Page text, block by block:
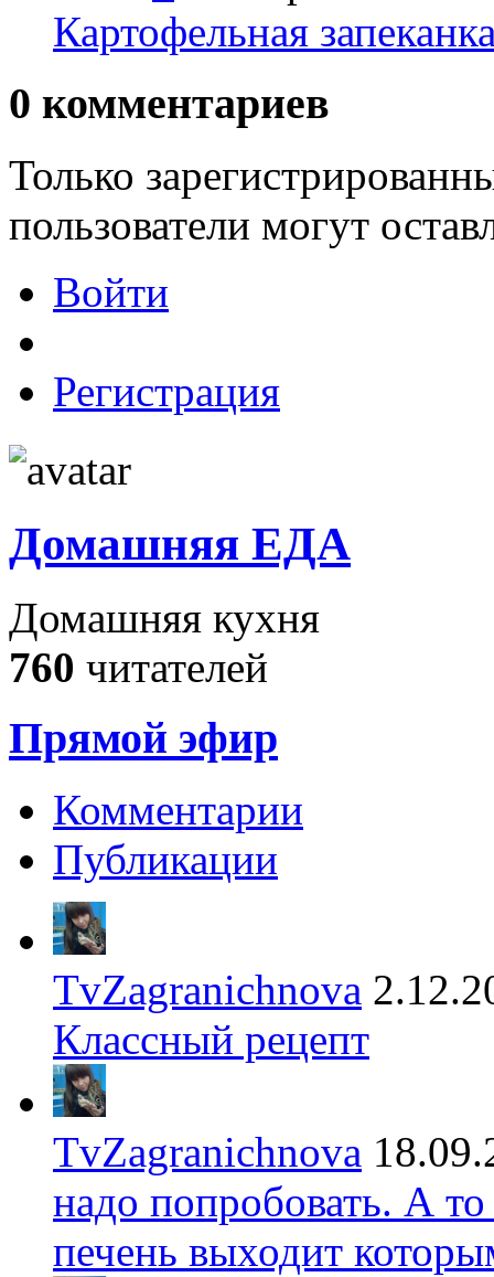
Картофельная
0 комментариев
Только
пользователи могут
Войти
Регистрация
Домашняя ЕДА
Домашняя кухня
760 читателей
Прямой эфир
Комментарии
Публикации
TvZagranichnova
Классный рецепт
TvZagranichnova
надо попробовать. А
печень выходит